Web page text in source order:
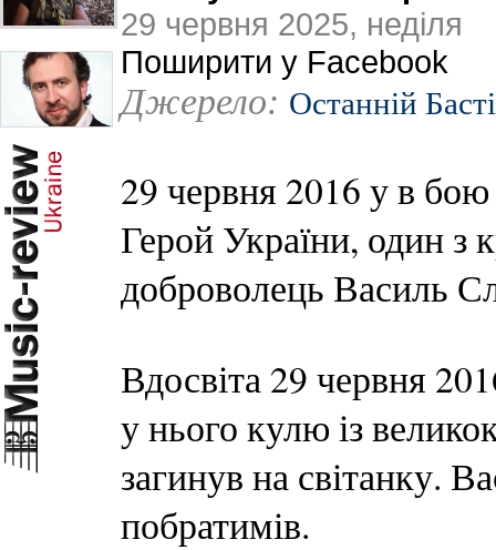
29 червня 2025, неділя
Поширити у Facebook
Джерело: Останній
29 червня 2016 у в
Герой України, один з
доброволець Василь
Вдосвіта 29 червня
у нього кулю із
загинув на світанку.
побратимів.